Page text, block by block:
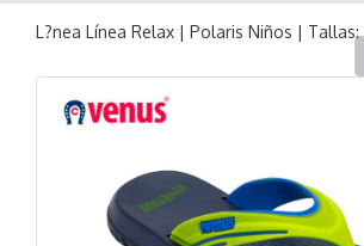
L?nea Línea Relax | Polaris Niños | Tallas: